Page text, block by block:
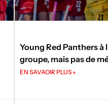
Young Red Panthers à
groupe, mais pas de
EN SAVAOIR PLUS »